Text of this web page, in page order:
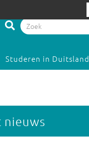
Studeren in Duitsland
nieuws